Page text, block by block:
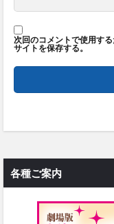
次回のコメントで使用す
サイトを保存する。
各種ご案内